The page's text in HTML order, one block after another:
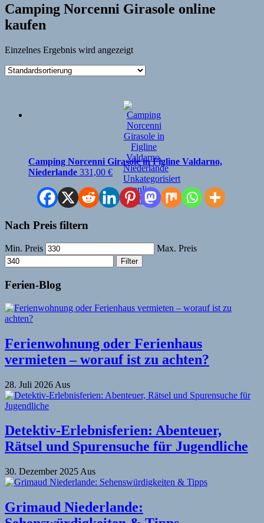
Camping Norcenni Girasole online
kaufen
Einzelnes Ergebnis wird angezeigt
Camping Norcenni Girasole in Figline Valdarno,
Niederlande 331,00 €
Nach Preis filtern
Min. Preis Max. Preis
Filter
Ferien-Blog
Ferienwohnung oder Ferienhaus
vermieten – worauf ist zu achten?
28. Juli 2026 Aus
Detektiv-Erlebnisferien: Abenteuer,
Rätsel und Spurensuche für Jugendliche
30. Dezember 2025 Aus
Grimaud Niederlande: